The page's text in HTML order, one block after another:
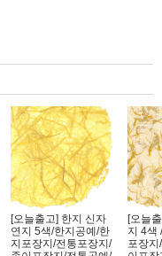
[오늘출고] 한지 신자
연지 5색/한지공예/한
지포장지/전통포장지/
[오늘
지 4색
포장